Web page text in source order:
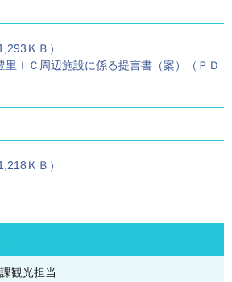
ＫＢ）
ＩＣ周辺施設に係る提言書（案）（ＰＤ
ＫＢ）
観光担当